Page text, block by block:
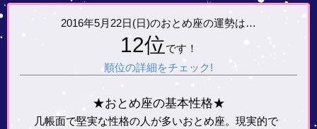
2016年5月22日(日)のおとめ座の運勢は…
12位です！
順位の詳細をチェック!
★おとめ座の基本性格★
几帳面で堅実な性格の人が多いおとめ座。現実的で